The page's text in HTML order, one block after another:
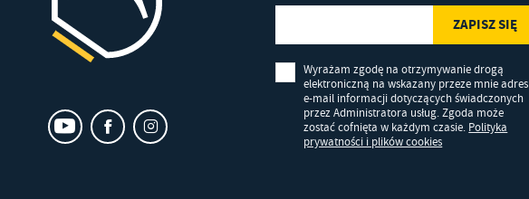
Wyrażam zgodę na otrzymywanie drogą
elektroniczną na wskazany przeze mnie adres
e-mail informacji dotyczących świadczonych
przez Administratora usług. Zgoda może
zostać cofnięta w każdym czasie. Polityka
prywatności i plików cookies